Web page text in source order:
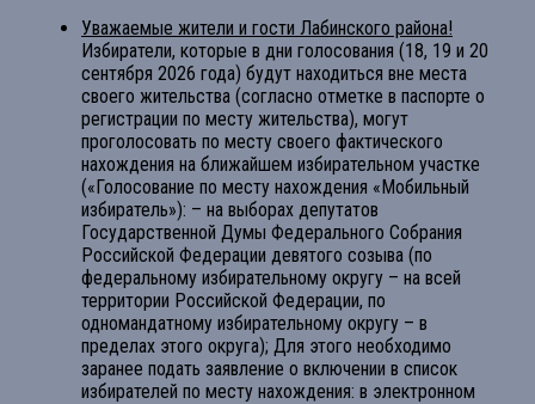
Уважаемые жители и гости Лабинского района!
Избиратели, которые в дни голосования (18, 19 и 20
сентября 2026 года) будут находиться вне места
своего жительства (согласно отметке в паспорте о
регистрации по месту жительства), могут
проголосовать по месту своего фактического
нахождения на ближайшем избирательном участке
(«Голосование по месту нахождения «Мобильный
избиратель»): – на выборах депутатов
Государственной Думы Федерального Собрания
Российской Федерации девятого созыва (по
федеральному избирательному округу – на всей
территории Российской Федерации, по
одномандатному избирательному округу – в
пределах этого округа); Для этого необходимо
заранее подать заявление о включении в список
избирателей по месту нахождения: в электронном